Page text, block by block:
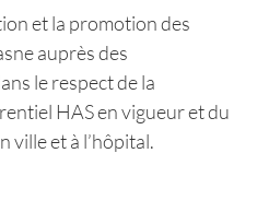
et la promotion des
auprès des
le respect de la
HAS en vigueur et du
ville et à l’hôpital.